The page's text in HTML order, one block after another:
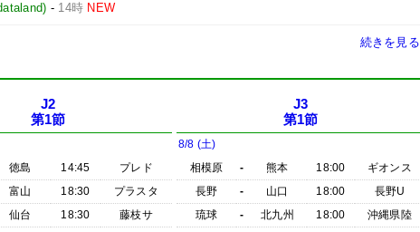
- 14時 NEW
続きを見る
J2
第1節
徳島 14:45
プレド
富山 18:30
プラスタ
仙台 18:30
藤枝サ
J3
第1節
8/8 (土)
相模原
- 熊本 18:00
ギオンス
長野
- 山口 18:00
長野U
琉球
- 北九州 18:00
沖縄県陸